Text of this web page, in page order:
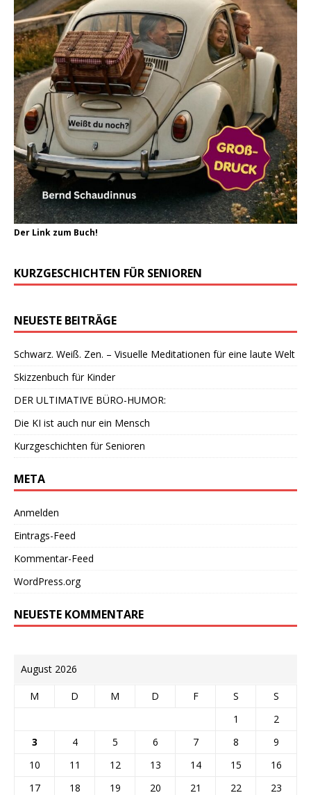
Der Link zum Buch!
KURZGESCHICHTEN FÜR SENIOREN
NEUESTE BEITRÄGE
Schwarz. Weiß. Zen. – Visuelle Meditationen für eine laute Welt
Skizzenbuch für Kinder
DER ULTIMATIVE BÜRO-HUMOR:
Die KI ist auch nur ein Mensch
Kurzgeschichten für Senioren
META
Anmelden
Eintrags-Feed
Kommentar-Feed
WordPress.org
NEUESTE KOMMENTARE
August 2026
M D M D F S
S
1
2
3
4 5 6 7 8
9
10
11 12 13 14 15
16
17
18 19 20 21 22
23